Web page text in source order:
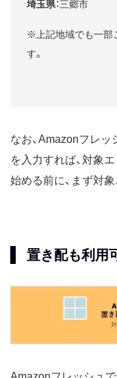
埼玉県：三郷市
※上記地域でも一部
す。
なお、Amazonフレッ
を入力すれば、対象
始める前に、まず対
置き配も利用